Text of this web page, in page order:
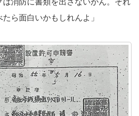
ら面白いかもしれんよ」